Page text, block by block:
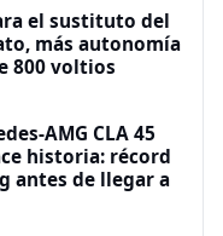
el sustituto del
más autonomía
800 voltios
AMG CLA 45
historia: récord
antes de llegar a